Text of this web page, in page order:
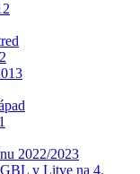
2022/2023
v Litve na 4.